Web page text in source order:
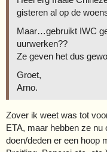
gisteren al op de
Maar…gebruikt IWC
uurwerken??
Ze geven het dus
Groet,
Arno.
Zover ik weet was tot
ETA, maar hebben ze nu
doen/deden er een hoop